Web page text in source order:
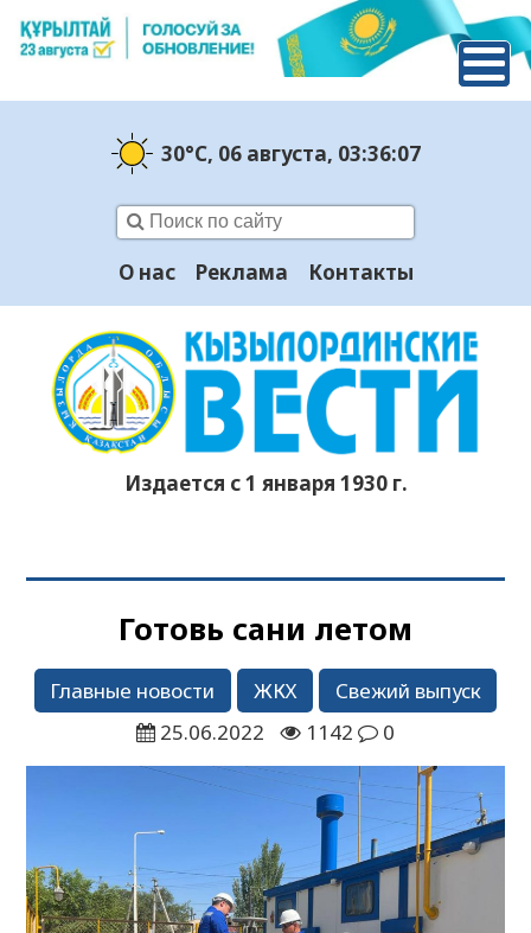
30°C, 06 августа, 03:36:08
О нас Реклама Контакты
Издается с 1 января 1930 г.
Готовь сани летом
Главные новости ЖКХ
Свежий выпуск
25.06.2022
1142 0